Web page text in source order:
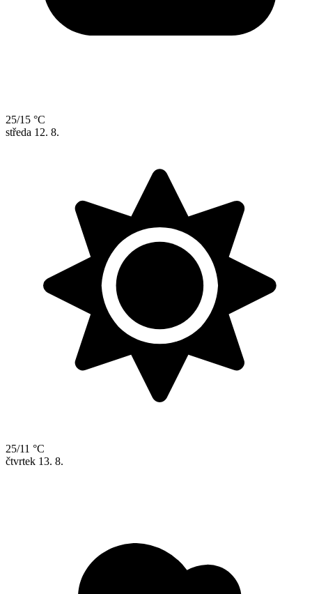
25/15 °C
středa 12. 8.
25/11 °C
čtvrtek 13. 8.